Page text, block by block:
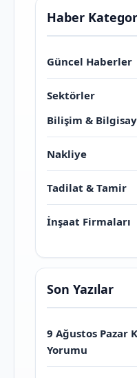
Haber
Güncel Haberler
Sektörler
Bilişim &
Nakliye
Tadilat & Tamir
İnşaat Firmaları
Son Yazılar
9 Ağustos Pazar
Yorumu